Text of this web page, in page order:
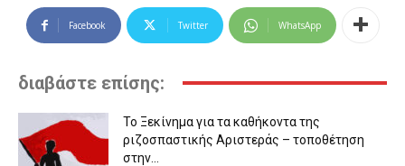
Facebook Twitter WhatsApp
διαβάστε επίσης:
Το Ξεκίνημα για τα καθήκοντα της
ριζοσπαστικής Αριστεράς – τοποθέτηση
στην...